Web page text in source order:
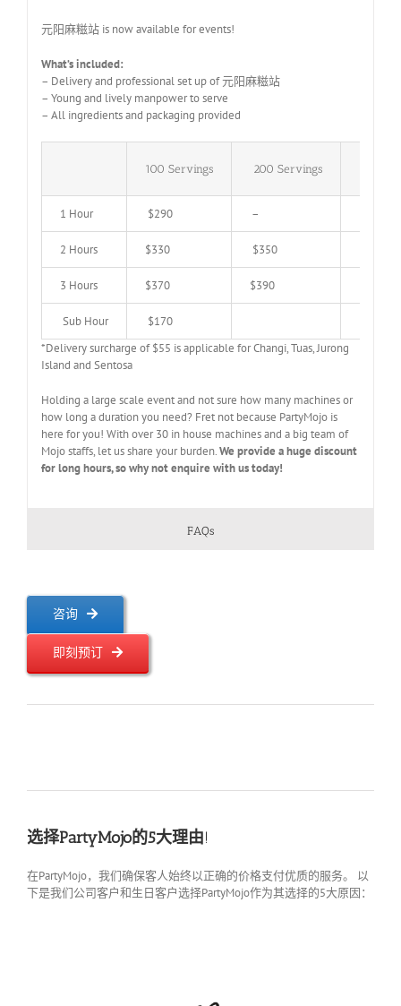
元阳麻糍站 is now available for events!
What’s included:
– Delivery and professional set up of元阳麻糍站
– Young and lively manpower to serve
– All ingredients and packaging provided
100 Servings 200 Servings
1 Hour $290 –
2 Hours $330 $350
3 Hours $370 $390
Sub Hour
$170
*Delivery surcharge of $55 is applicable for Changi, Tuas, Jurong
Island and Sentosa
Holding a large scale event and not sure how many machines or
how long a duration you need? Fret not because PartyMojo is
here for you! With over 30 in house machines and a big team of
Mojo staffs, let us share your burden.We provide a huge discount
for long hours, so why not enquire with us today!
FAQs
咨询
即刻预订
选择PartyMojo的5大理由!
在PartyMojo，我们确保客人始终以正确的价格支付优质的服务。 以
下是我们公司客户和生日客户选择PartyMojo作为其选择的5大原因：